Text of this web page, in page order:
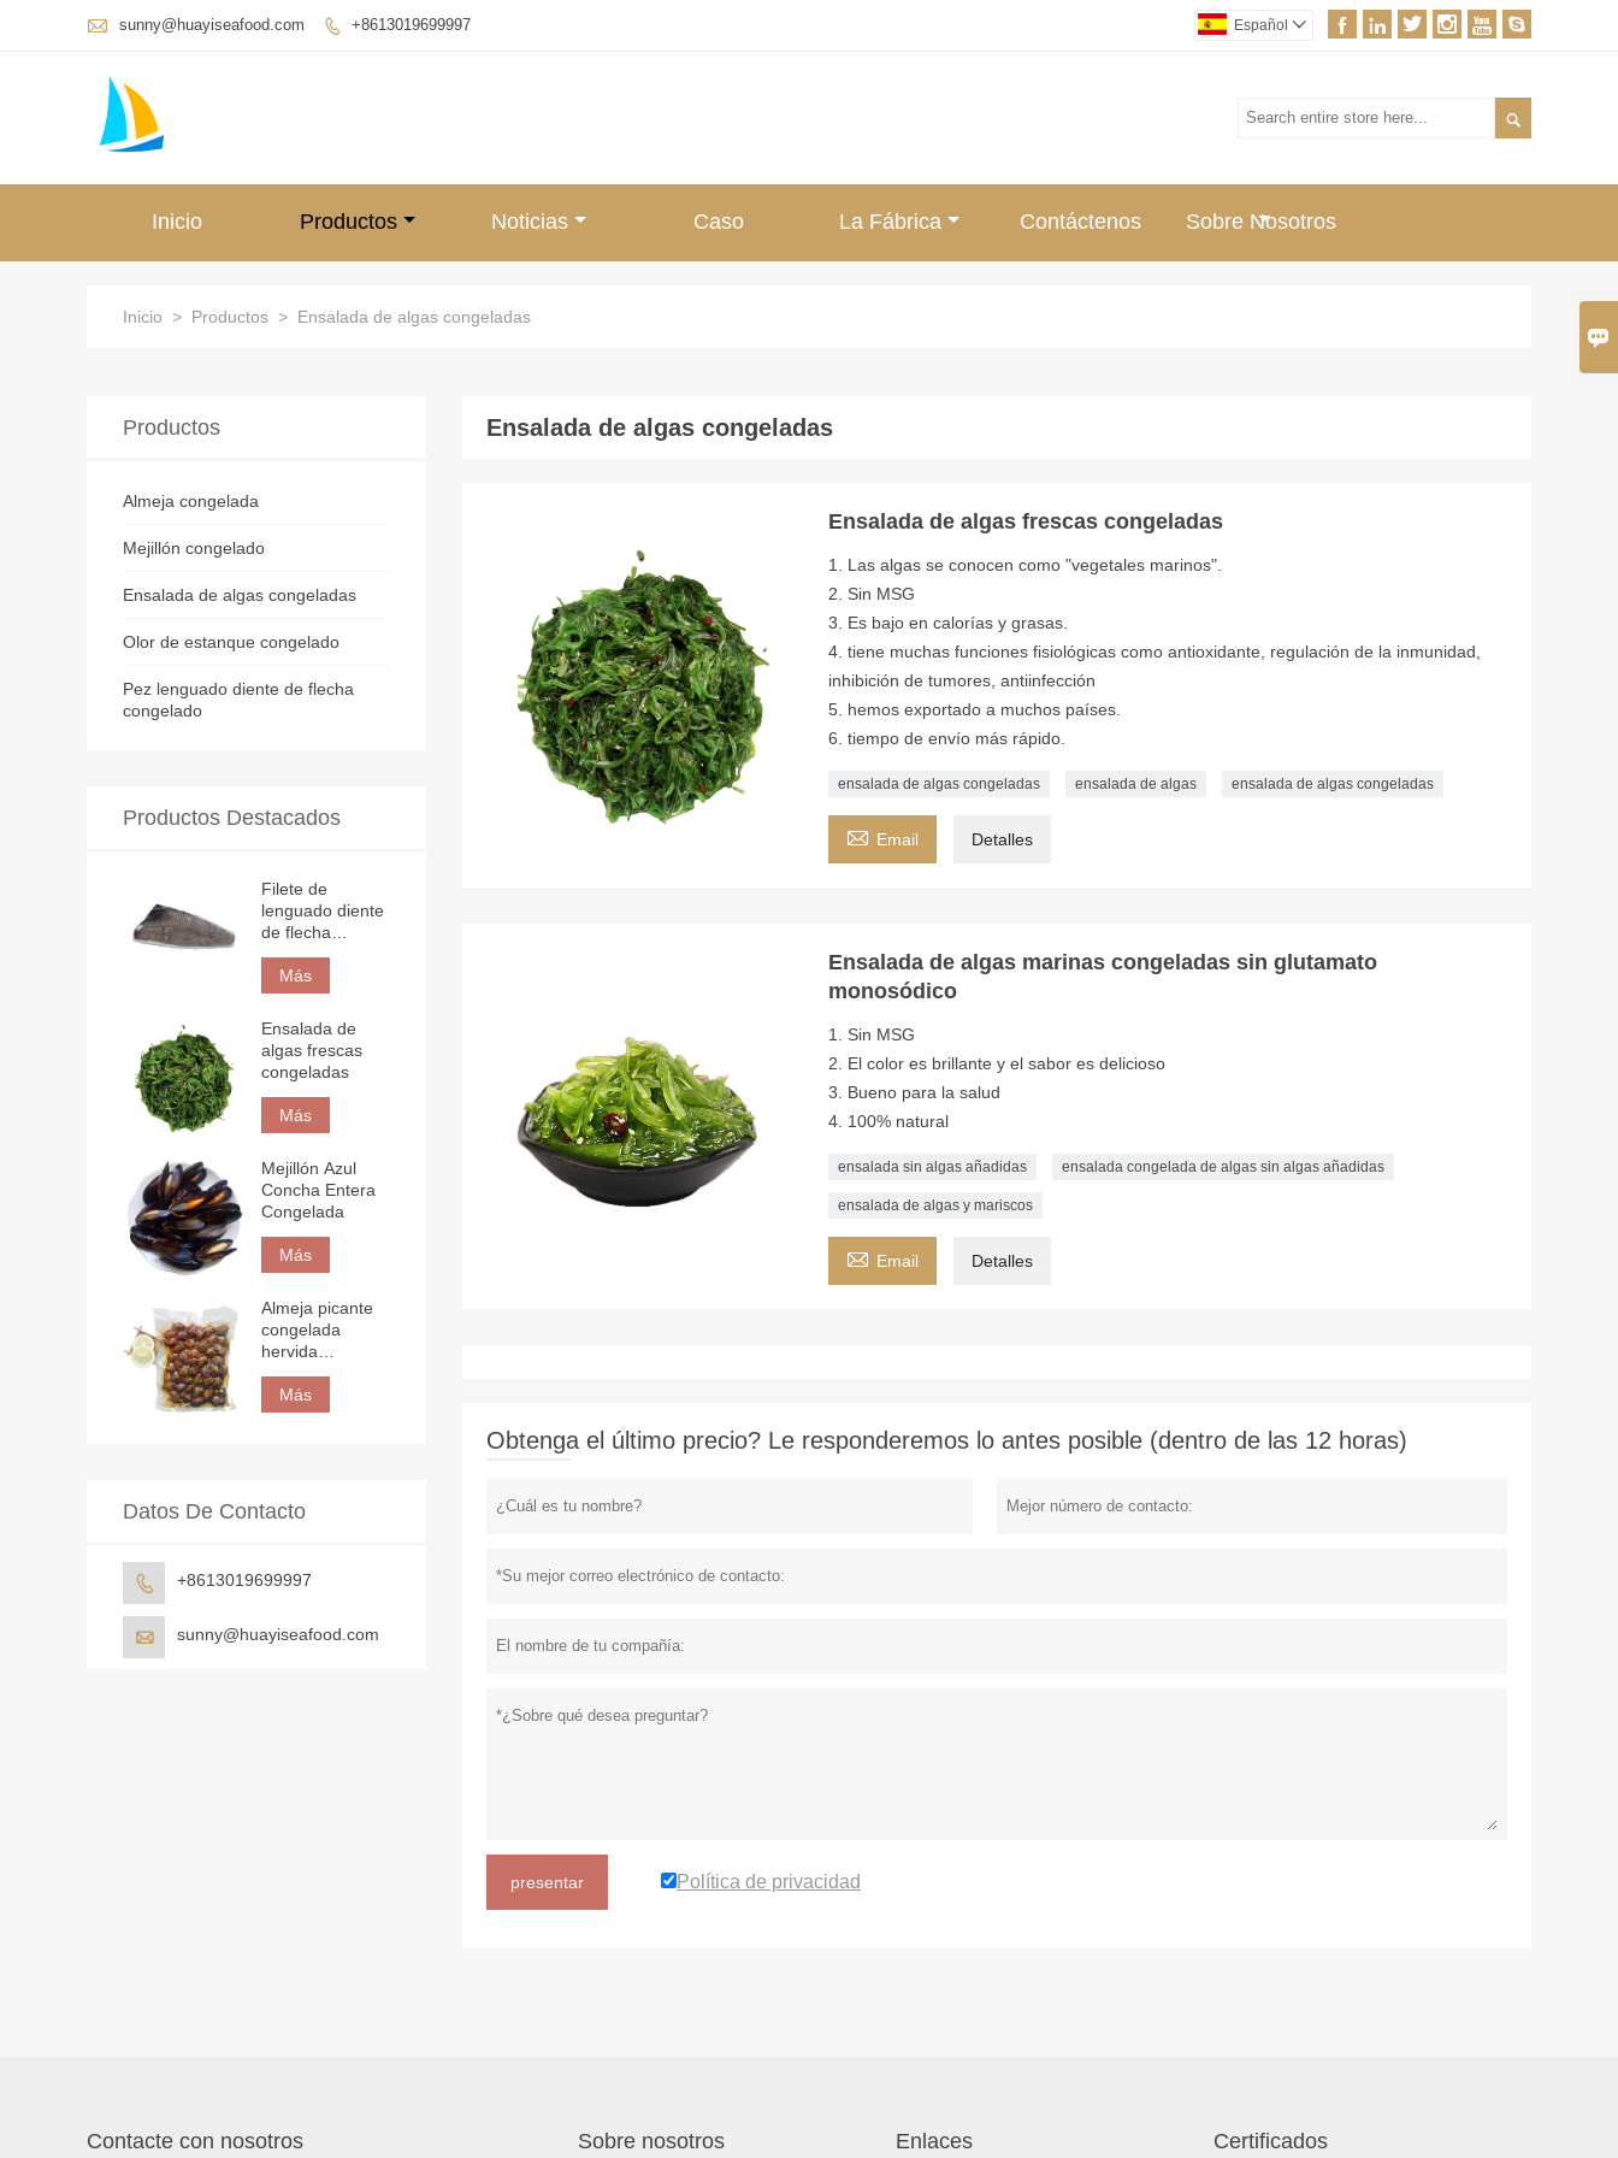

 sunny@huayiseafood.com  +8613019699997      
Español 

Inicio Productos Noticias Caso La Fábrica Contáctenos Sobre Nosotros
Inicio > Productos > Ensalada de algas congeladas
Ensalada de algas congeladas
Ensalada de algas frescas congeladas
1. Las algas se conocen como "vegetales marinos".
2. Sin MSG
3. Es bajo en calorías y grasas.
4. tiene muchas funciones fisiológicas como antioxidante, regulación de la inmunidad,
inhibición de tumores, antiinfección
5. hemos exportado a muchos países.
6. tiempo de envío más rápido.
ensalada de algas congeladas ensalada de algas ensalada de algas congeladas
 Email Detalles
Ensalada de algas marinas congeladas sin glutamato
monosódico
1. Sin MSG
2. El color es brillante y el sabor es delicioso
3. Bueno para la salud
4. 100% natural
ensalada sin algas añadidas ensalada congelada de algas sin algas añadidas
ensalada de algas y mariscos
 Email Detalles
Obtenga el último precio? Le responderemos lo antes posible (dentro de las 12 horas)
presentar Política de privacidad
Productos
Almeja congelada
Mejillón congelado
Ensalada de algas congeladas
Olor de estanque congelado
Pez lenguado diente de flecha
congelado
Productos Destacados
Filete de
lenguado diente
de flecha
congelado
Más
Ensalada de
algas frescas
congeladas
Más
Mejillón Azul
Concha Entera
Congelada
Más
Almeja picante
congelada
hervida
envasada al
vacío
Más
Datos De Contacto
 +8613019699997
 sunny@huayiseafood.com
Contacte con nosotros Sobre nosotros Enlaces Certificados